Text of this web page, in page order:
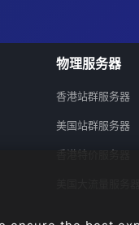
物理服务器
香港站群服务器
美国站群服务器
香港特价服务器